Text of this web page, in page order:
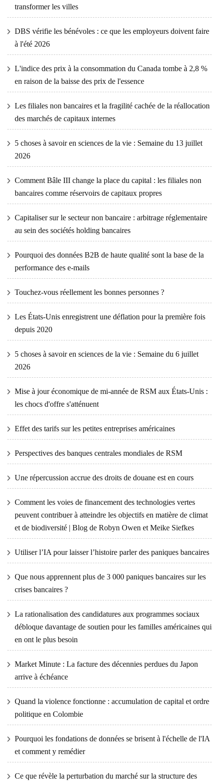
transformer les villes
DBS vérifie les bénévoles : ce que les employeurs doivent faire
à l'été 2026
L'indice des prix à la consommation du Canada tombe à 2,8 %
en raison de la baisse des prix de l'essence
Les filiales non bancaires et la fragilité cachée de la réallocation
des marchés de capitaux internes
5 choses à savoir en sciences de la vie : Semaine du 13 juillet
2026
Comment Bâle III change la place du capital : les filiales non
bancaires comme réservoirs de capitaux propres
Capitaliser sur le secteur non bancaire : arbitrage réglementaire
au sein des sociétés holding bancaires
Pourquoi des données B2B de haute qualité sont la base de la
performance des e-mails
Touchez-vous réellement les bonnes personnes ?
Les États-Unis enregistrent une déflation pour la première fois
depuis 2020
5 choses à savoir en sciences de la vie : Semaine du 6 juillet
2026
Mise à jour économique de mi-année de RSM aux États-Unis :
les chocs d'offre s'atténuent
Effet des tarifs sur les petites entreprises américaines
Perspectives des banques centrales mondiales de RSM
Une répercussion accrue des droits de douane est en cours
Comment les voies de financement des technologies vertes
peuvent contribuer à atteindre les objectifs en matière de climat
et de biodiversité | Blog de Robyn Owen et Meike Siefkes
Utiliser l’IA pour laisser l’histoire parler des paniques bancaires
Que nous apprennent plus de 3 000 paniques bancaires sur les
crises bancaires ?
La rationalisation des candidatures aux programmes sociaux
débloque davantage de soutien pour les familles américaines qui
en ont le plus besoin
Market Minute : La facture des décennies perdues du Japon
arrive à échéance
Quand la violence fonctionne : accumulation de capital et ordre
politique en Colombie
Pourquoi les fondations de données se brisent à l'échelle de l'IA
et comment y remédier
Ce que révèle la perturbation du marché sur la structure des